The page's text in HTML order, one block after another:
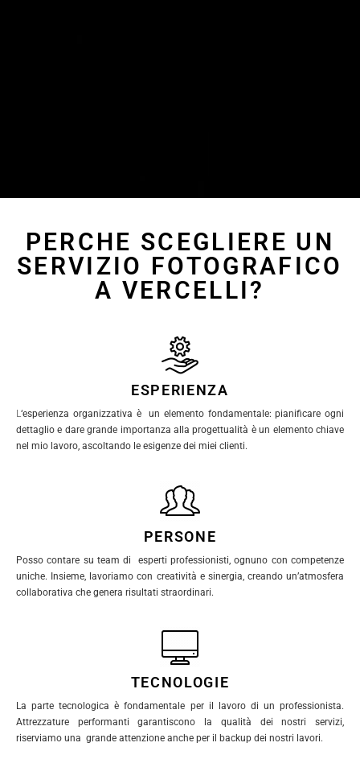
PERCHE SCEGLIERE UN
SERVIZIO FOTOGRAFICO
A VERCELLI?
ESPERIENZA
L‘esperienza organizzativa è un elemento fondamentale: pianificare ogni
dettaglio e dare grande importanza alla progettualità è un elemento chiave
nel mio lavoro, ascoltando le esigenze dei miei clienti.
PERSONE
Posso contare su team di esperti professionisti, ognuno con competenze
uniche. Insieme, lavoriamo con creatività e sinergia, creando un’atmosfera
collaborativa che genera risultati straordinari.
TECNOLOGIE
La parte tecnologica è fondamentale per il lavoro di un professionista.
Attrezzature performanti garantiscono la qualità dei nostri servizi,
riserviamo una grande attenzione anche per il backup dei nostri lavori.